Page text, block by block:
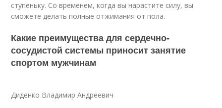
ступеньку. Со временем, когда вы нарастите силу, вы
сможете делать полные отжимания от пола.
Какие преимущества для сердечно-
сосудистой системы приносит занятие
спортом мужчинам
Диденко Владимир Андреевич